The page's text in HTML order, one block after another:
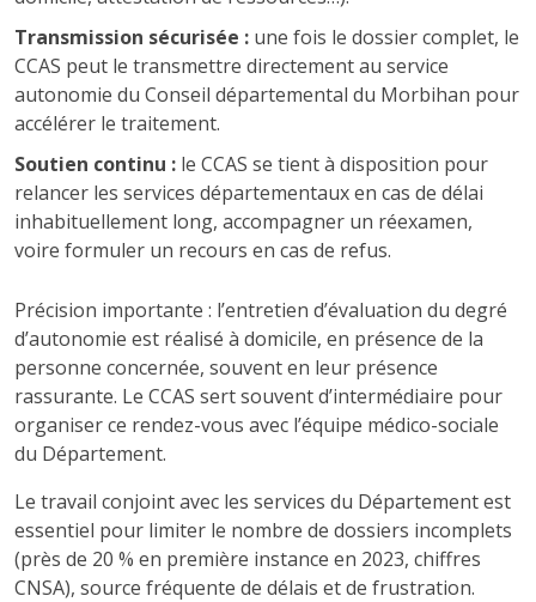
Transmission sécurisée : une fois le dossier complet, le
CCAS peut le transmettre directement au service
autonomie du Conseil départemental du Morbihan pour
accélérer le traitement.
Soutien continu : le CCAS se tient à disposition pour
relancer les services départementaux en cas de délai
inhabituellement long, accompagner un réexamen,
voire formuler un recours en cas de refus.
Précision importante : l’entretien d’évaluation du degré
d’autonomie est réalisé à domicile, en présence de la
personne concernée, souvent en leur présence
rassurante. Le CCAS sert souvent d’intermédiaire pour
organiser ce rendez-vous avec l’équipe médico-sociale
du Département.
Le travail conjoint avec les services du Département est
essentiel pour limiter le nombre de dossiers incomplets
(près de 20 % en première instance en 2023, chiffres
CNSA), source fréquente de délais et de frustration.